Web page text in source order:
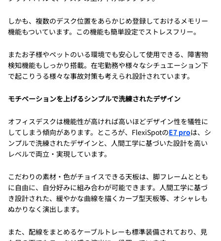
しかも、複数のデスク位置をあらかじめ登録しておけるメモリー
機能もついています。この機能も簡単設定でストレスフリー。
またお子様やペットのいる環境でも安心して使用できる、障害物
検知機能もしっかり搭載。在宅勤務や様々なシチュエーション下
で起こりうる様々な事故対策も考えられ設計されています。
モチベーションを上げるシンプルで洗練されたデザイン
オフィスデスクは機能性が高ければ高いほどデザイン性を犠牲に
してしまう傾向があります。ところが、FlexiSpotのE7 proは、シ
ンプルで洗練されたデザインと、人間工学に基づいた設計を高い
レベルで両立・実現しています。
こだわりの素材・色がチョイスできる天板は、脚フレームととも
に自由に、自分好みに組み合わが可能できます。人間工学に基づ
き設計された、緩やかな曲線を描くカーブ型天板等、オシャレも
ぬかりなく演出します。
また、配線をまとめるケーブルトレーも標準装備されており、見